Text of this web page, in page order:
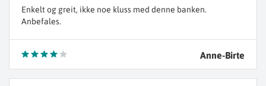
Enkelt og greit, ikke noe kluss med denne banken.
Anbefales.
Anne-Birte